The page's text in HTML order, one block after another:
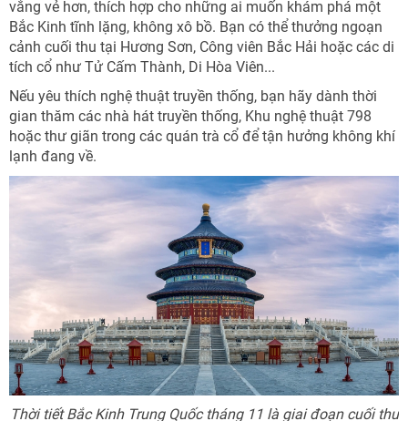
vắng vẻ hơn, thích hợp cho những ai muốn khám phá một
Bắc Kinh tĩnh lặng, không xô bồ. Bạn có thể thưởng ngoạn
cảnh cuối thu tại Hương Sơn, Công viên Bắc Hải hoặc các di
tích cổ như Tử Cấm Thành, Di Hòa Viên...
Nếu yêu thích nghệ thuật truyền thống, bạn hãy dành thời
gian thăm các nhà hát truyền thống, Khu nghệ thuật 798
hoặc thư giãn trong các quán trà cổ để tận hưởng không khí
lạnh đang về.
Thời tiết Bắc Kinh Trung Quốc tháng 11 là giai đoạn cuối thu